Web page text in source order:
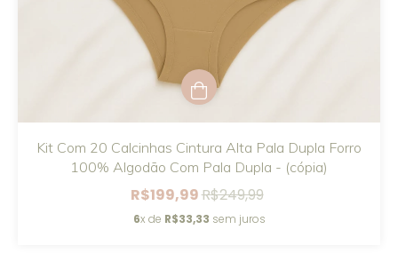
Kit Com 20 Calcinhas Cintura Alta Pala Dupla Forro
100% Algodão Com Pala Dupla - (cópia)
R$199,99R$249,99
6x de R$33,33 sem juros